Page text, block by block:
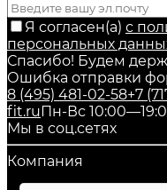
Я согласен(a) с
персональных
Спасибо! Будем
Ошибка отправки
8 (495) 481-02-58+7
fit.ruПн-Вс
Мы в соц.сетях
Компания